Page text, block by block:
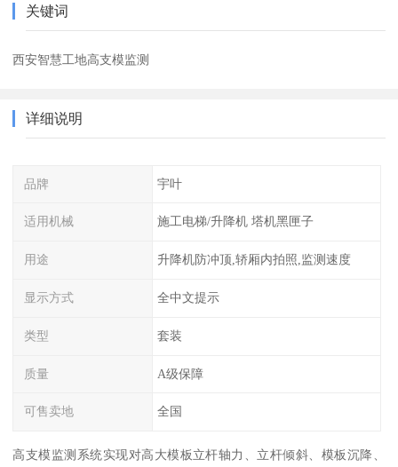
关键词
西安智慧工地高支模监测
详细说明
品牌 宇叶
适用机械 施工电梯/升降机 塔机黑匣子
用途 升降机防冲顶,轿厢内拍照,监测速度
显示方式 全中文提示
类型 套装
质量 A级保障
可售卖地 全国
高支模监测系统实现对高大模板立杆轴力、立杆倾斜、模板沉降、